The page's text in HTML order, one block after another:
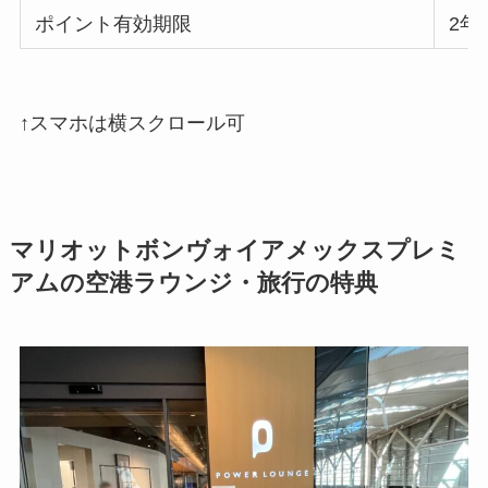
ポイント有効期限 2年
↑スマホは横スクロール可
マリオットボンヴォイアメックスプレミ
アムの空港ラウンジ・旅行の特典